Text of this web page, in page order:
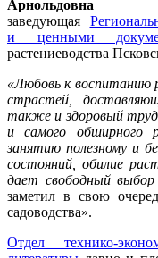
Арнольдовна
заведующая
и ценными
растениеводства
«Любовь к воспитанию
страстей,
также и здоровый
и самого обширного
занятию полезному и
состояний, обилие
дает свободный
заметил в свою
садоводства».
Отдел технико-